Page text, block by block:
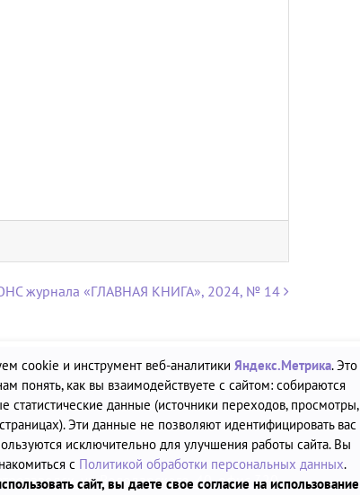
журнала «ГЛАВНАЯ КНИГА», 2024, № 14
ул. Володарского, 40, офис 320
cookie и инструмент веб-аналитики Яндекс.Метрика. Это
понять, как вы взаимодействуете с сайтом: собираются
статистические данные (источники переходов, просмотры,
Эти данные не позволяют идентифицировать вас
исключительно для улучшения работы сайта. Вы
с Политикой обработки персональных данных.
сайт, вы даете свое согласие на использование